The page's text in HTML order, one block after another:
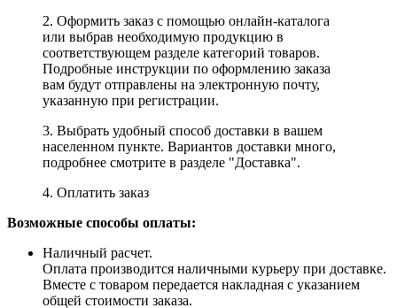
2. Оформить заказ с помощью онлайн-каталога
или выбрав необходимую продукцию в
соответствующем разделе категорий товаров.
Подробные инструкции по оформлению заказа
вам будут отправлены на электронную почту,
указанную при регистрации.
3. Выбрать удобный способ доставки в вашем
населенном пункте. Вариантов доставки много,
подробнее смотрите в разделе "Доставка".
4. Оплатить заказ
Возможные способы оплаты:
Наличный расчет.
Оплата производится наличными курьеру при доставке.
Вместе с товаром передается накладная с указанием
общей стоимости заказа.